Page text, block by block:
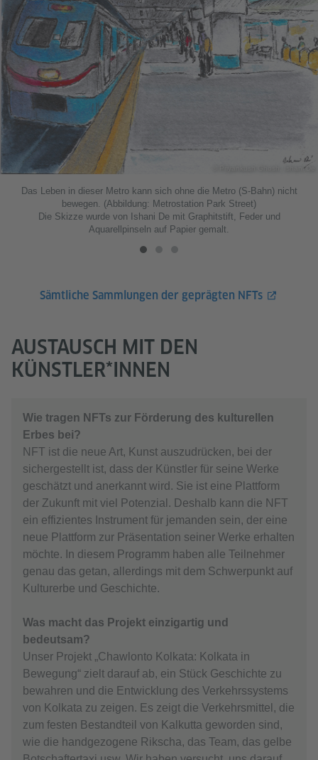
© Priyankush Ghosh, Ishani De
Das Leben in dieser Metro kann sich ohne die Metro (S-Bahn) nicht
bewegen. (Abbildung: Metrostation Park Street)
Die Skizze wurde von Ishani De mit Graphitstift, Feder und
Aquarellpinseln auf Papier gemalt.
Sämtliche Sammlungen der geprägten NFTs
AUSTAUSCH MIT DEN
KÜNSTLER*INNEN
Wie tragen NFTs zur Förderung des kulturellen
Erbes bei?
NFT ist die neue Art, Kunst auszudrücken, bei der
sichergestellt ist, dass der Künstler für seine Werke
geschätzt und anerkannt wird. Sie ist eine Plattform
der Zukunft mit viel Potenzial. Deshalb kann die NFT
ein effizientes Instrument für jemanden sein, der eine
neue Plattform zur Präsentation seiner Werke erhalten
möchte. In diesem Programm haben alle Teilnehmer
genau das getan, allerdings mit dem Schwerpunkt auf
Kulturerbe und Geschichte.
Was macht das Projekt einzigartig und
bedeutsam?
Unser Projekt „Chawlonto Kolkata: Kolkata in
Bewegung“ zielt darauf ab, ein Stück Geschichte zu
bewahren und die Entwicklung des Verkehrssystems
von Kolkata zu zeigen. Es zeigt die Verkehrsmittel, die
zum festen Bestandteil von Kalkutta geworden sind,
wie die handgezogene Rikscha, das Team, das gelbe